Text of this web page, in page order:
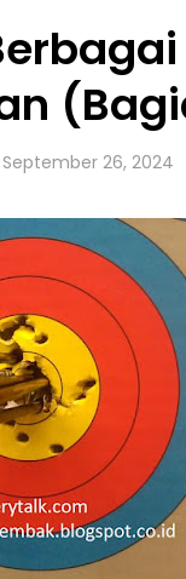
September 26, 2024